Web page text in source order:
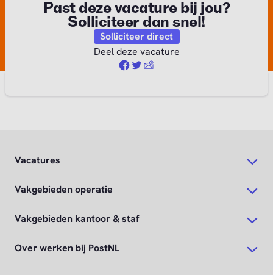
Vacatures
Vakgebieden operatie
Vakgebieden kantoor & staf
Over werken bij PostNL